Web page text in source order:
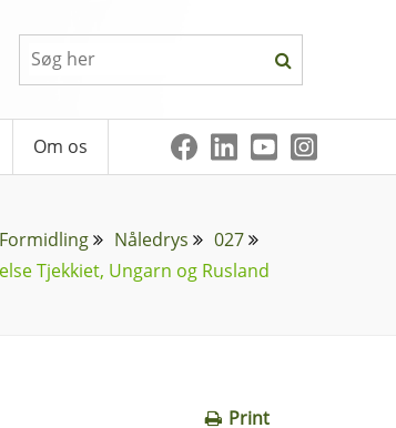
Om os
Formidling Nåledrys
027
Tjekkiet, Ungarn og Rusland
Print